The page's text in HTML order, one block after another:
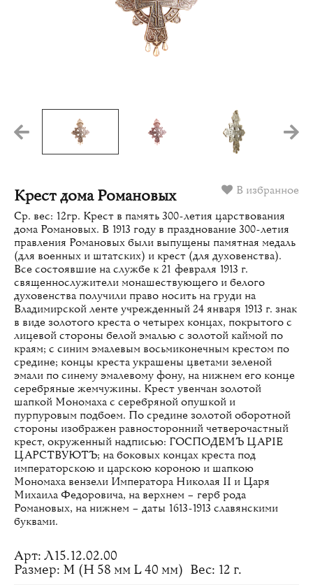
В избранное
Крест дома Романовых
Ср. вес: 12гр. Крест в память 300-летия царствования
дома Романовых. В 1913 году в празднование 300-летия
правления Романовых были выпущены памятная медаль
(для военных и штатских) и крест (для духовенства).
Все состоявшие на службе к 21 февраля 1913 г.
священнослужители монашествующего и белого
духовенства получили право носить на груди на
Владимирской ленте учрежденный 24 января 1913 г. знак
в виде золотого креста о четырех концах, покрытого с
лицевой стороны белой эмалью с золотой каймой по
краям; с синим эмалевым восьмиконечным крестом по
средине; концы креста украшены цветами зеленой
эмали по синему эмалевому фону, на нижнем его конце
серебряные жемчужины. Крест увенчан золотой
шапкой Мономаха с серебряной опушкой и
пурпуровым подбоем. По средине золотой оборотной
стороны изображен равносторонний четверочастный
крест, окруженный надписью: ГОСПОДЕМЪ ЦАРIЕ
ЦАРСТВУЮТЪ; на боковых концах креста под
императорскою и царскою короною и шапкою
Мономаха вензели Императора Николая II и Царя
Михаила Федоровича, на верхнем – герб рода
Романовых, на нижнем – даты 1613-1913 славянскими
буквами.
Арт: Л15.12.02.00
Размер: M (H 58 мм L 40 мм) Вес: 12 г.